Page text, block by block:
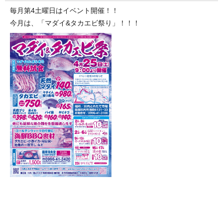
毎月第4土曜日はイベント開催！！
今月は、「マダイ&タカエビ祭り」！！！